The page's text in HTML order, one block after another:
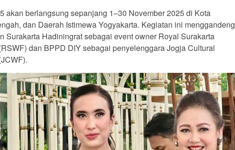
akan berlangsung sepanjang 1–30 November 2025 di Kota
dan Daerah Istimewa Yogyakarta. Kegiatan ini menggandeng
Surakarta Hadiningrat sebagai event owner Royal Surakarta
dan BPPD DIY sebagai penyelenggara Jogja Cultural